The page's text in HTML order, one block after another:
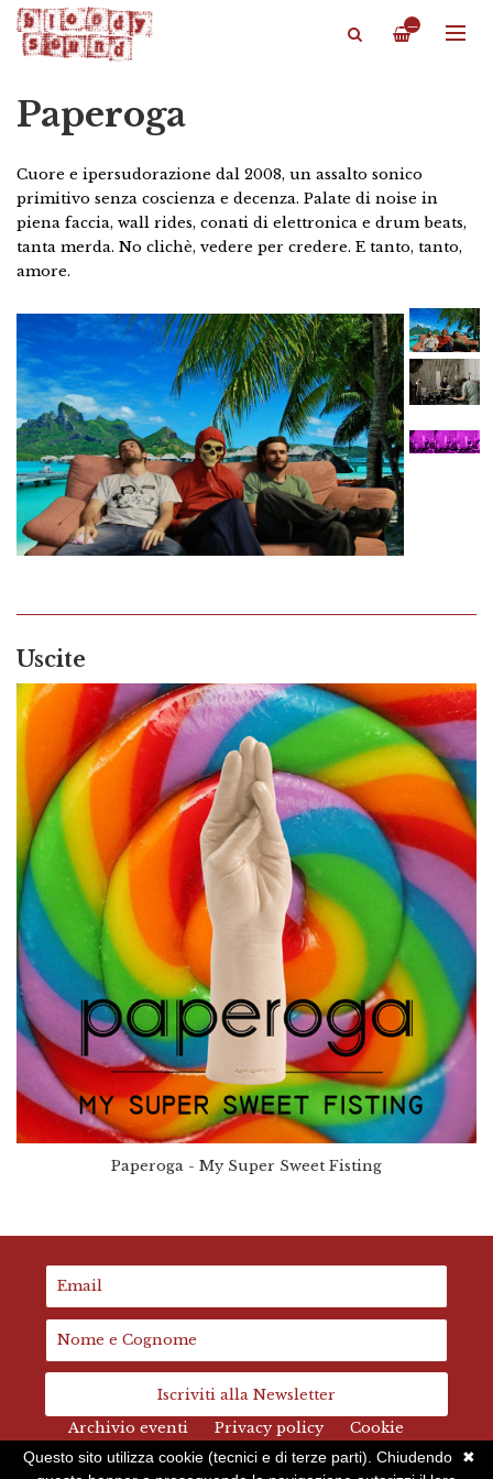
—
Paperoga
Cuore e ipersudorazione dal 2008, un assalto sonico
primitivo senza coscienza e decenza. Palate di noise in
piena faccia, wall rides, conati di elettronica e drum beats,
tanta merda. No clichè, vedere per credere. E tanto, tanto,
amore.
Uscite
Paperoga - My Super Sweet Fisting
Iscriviti alla Newsletter
Archivio eventi
Privacy policy Cookie
✖
Questo sito utilizza cookie (tecnici e di terze parti). Chiudendo